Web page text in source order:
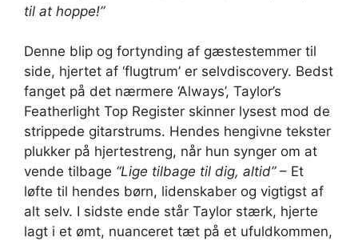
til at hoppe!”
Denne blip og fortynding af gæstestemmer til
side, hjertet af ‘flugtrum’ er selvdiscovery. Bedst
fanget på det nærmere ‘Always’, Taylor’s
Featherlight Top Register skinner lysest mod de
strippede gitarstrums. Hendes hengivne tekster
plukker på hjertestreng, når hun synger om at
vende tilbage “Lige tilbage til dig, altid”– Et
løfte til hendes børn, lidenskaber og vigtigst af
alt selv. I sidste ende står Taylor stærk, hjerte
lagt i et ømt, nuanceret tæt på et ufuldkommen,